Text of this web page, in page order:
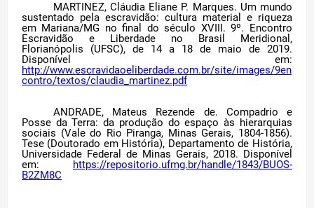
MARTINEZ, Cláudia Eliane P. Marques. Um mundo
sustentado pela escravidão: cultura material e riqueza
em Mariana/MG no final do século XVIII. 9º. Encontro
Escravidão e Liberdade no Brasil Meridional,
Florianópolis (UFSC), de 14 a 18 de maio de 2019.
Disponível em:
http://www.escravidaoeliberdade.com.br/site/images/9en
contro/textos/claudia_martinez.pdf
ANDRADE, Mateus Rezende de. Compadrio e
Posse da Terra: da produção do espaço às hierarquias
sociais (Vale do Rio Piranga, Minas Gerais, 1804-1856).
Tese (Doutorado em História), Departamento de História,
Universidade Federal de Minas Gerais, 2018. Disponível
em: https://repositorio.ufmg.br/handle/1843/BUOS-
B2ZM8C